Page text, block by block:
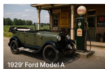
1929' Ford Model A